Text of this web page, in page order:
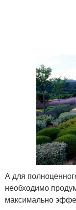
А для
необходимо
максимально